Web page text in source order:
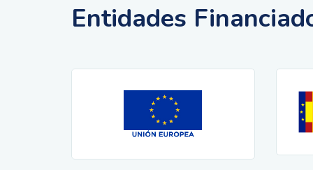
Entidades